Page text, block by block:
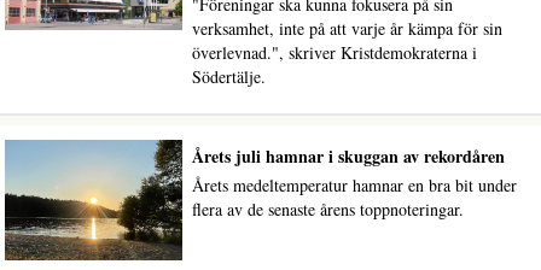
verksamhet, inte på att varje år kämpa för sin
överlevnad.", skriver Kristdemokraterna i
Södertälje.
Årets juli hamnar i skuggan av rekordåren
Årets medeltemperatur hamnar en bra bit under
flera av de senaste årens toppnoteringar.